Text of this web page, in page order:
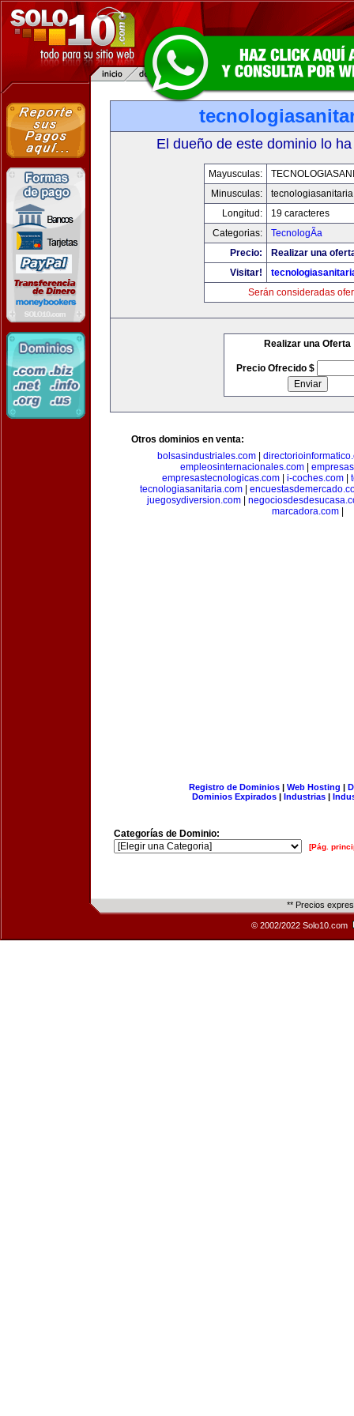
El dueño de este dominio lo
Mayusculas:
Minusculas:
Longitud:
19 caracteres
Categorias:
TecnologÃ­a
Precio:
Realizar una
Visitar!
Serán consideradas
Realizar una Oferta
Precio Ofrecido $
Otros dominios en venta:
bolsasindustriales.com
empleosinternacionales.com
empresastecnologicas.com
i-coches.com
tecnologiasanitaria.com|
juegosydiversion.com
marcadora.com|
Registro de Dominios| Web Hosting |
Dominios Expirados | Industrias |
Categorías de Dominio:
[Pág.
** Precios
© 2002/2022 Solo10.com